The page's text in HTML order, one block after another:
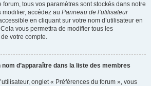
tous vos paramètres sont stockés dans notre
accédez au Panneau de l’utilisateur
en cliquant sur votre nom d’utilisateur en
vous permettra de modifier tous les
votre compte.
d’apparaître dans la liste des membres
onglet « Préférences du forum », vous